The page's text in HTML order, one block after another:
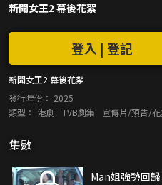
新聞女王2 幕後花絮
新聞女王2 幕後花絮
登入 | 登記
發行年份： 2025
類型： 港劇 TVB劇集 宣傳片/預告/花
集數
Man姐強勢回